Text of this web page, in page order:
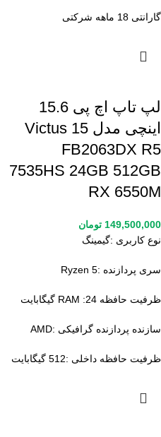
گارانتی 18 ماهه شرکتی
لپ تاپ اچ پی 15.6
اینچی مدل Victus 15
FB2063DX R5
7535HS 24GB 512GB
RX 6550M
149,500,000 تومان
نوع کاربری :گیمینگ
سری پردازنده :Ryzen 5
ظرفیت حافظه RAM :24 گیگابایت
سازنده پردازنده گرافیکی :AMD
ظرفیت حافظه داخلی :512 گیگابایت